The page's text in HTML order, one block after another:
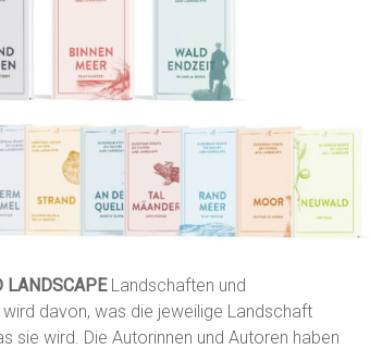
LANDSCAPELandschaften und
davon, was die jeweilige Landschaft
sie wird. Die Autorinnen und Autoren haben